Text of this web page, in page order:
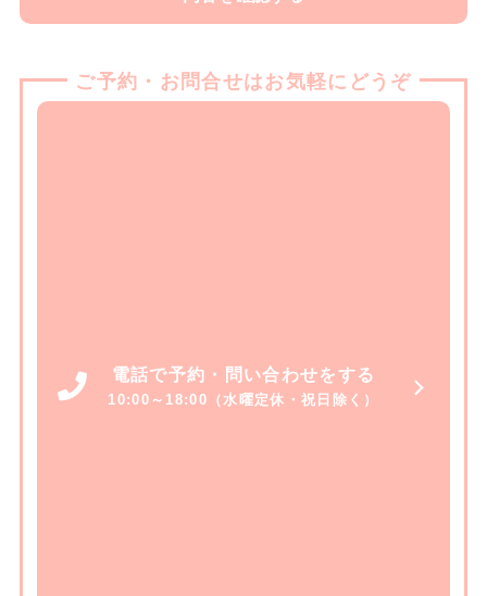
ご予約・お問合せはお気軽にどうぞ
電話で予約・問い合わせをする
10:00～18:00（水曜定休・祝日除く）